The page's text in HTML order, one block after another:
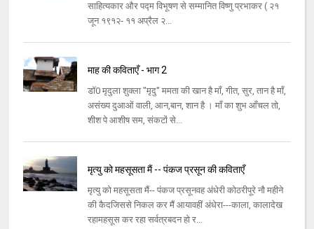
साहित्यकार और पद्म विभूषण से सम्मानित विष्णु प्रभाकर ( २१
जून १९१२- ११ अप्रैल २...
माह की कविताएँ - भाग 2
डॉ0 मृदुला शुक्ला "मृदु" ममता की खान है माँ, गीत, सुर, तान है माँ,
असंख्य दुआओं वाली, आन,बान, शान है । माँ का शुभ आँचल तो,
शीश पे आशीष सम, संकटों से...
मृत्यु को महसूसता मैं -- पंकज प्रसून की कविताएँ
मृत्यु को महसूसता मैं-- पंकज प्रसूनवह अंधेरी कोठरीपूरे नौ महीने
की कैदजिससे निकल कर मैं आयावहीं अंधेरा---काला, कालादेख
रहामहसूस कर रहा सर्वत्रबदन हो र...